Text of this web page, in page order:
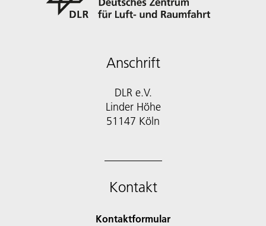
Anschrift
DLR e.V.
Linder Höhe
51147 Köln
Kontakt
Kontaktformular